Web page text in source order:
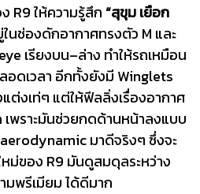
R9 ให้ความรู้สึก“สุขุม เยือก
นช่องดักอากาศทรงตัว M และ
เรียงบน–ล่าง ทำให้รถเหมือน
ดเวลา อีกทั้งยังมี Winglets
ต่งเท่ๆ แต่ให้ฟีลลิ่งเรื่องอากาศ
พราะมันช่วยกดด้านหน้าลงแบบ
มาดีจริงๆ ซึ่งจะ
ม่ของ R9 มันดูสมดุลระหว่าง
มพรีเมียม ได้ดีมาก